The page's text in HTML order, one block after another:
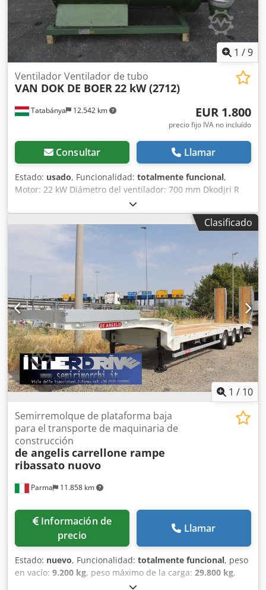
1 /9
Tatabánya 12.542 km
Ventilador Ventilador de tubo
VAN DOK DE BOER22 kW (2712)
EUR 1.800
precio fijo IVA no incluído
Consultar Llamar
Estado: usado, Funcionalidad: totalmente funcional,
Motor: 22 kW Diámetro del ventilador: 700 mm Dkodjri R
Duopfx An Eor Longitud: 2500 mm
Clasificado
1 / 10
Parma 11.858 km
Semirremolque de plataforma baja
para el transporte de maquinaria de
construcción
de angeliscarrellone rampe
ribassato nuovo
Información de
precio
Llamar
Estado: nuevo, Funcionalidad: totalmente funcional, peso
en vacío: 9.200 kg, peso máximo de la carga: 29.800 kg,
, configuración de ejes: